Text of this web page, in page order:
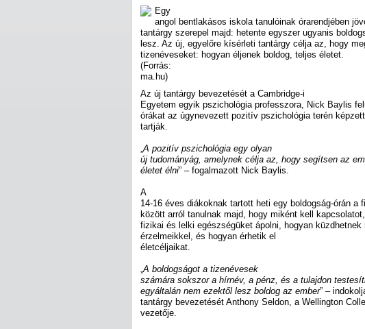
Egy
angol bentlakásos iskola tanulóinak órarendjében
tantárgy szerepel majd: hetente egyszer ugyanis
lesz. Az új, egyelőre kísérleti tantárgy célja az, hogy
tizenéveseket: hogyan éljenek boldog, teljes életet.
(Forrás:
ma.hu)
Az új tantárgy bevezetését a Cambridge-i
Egyetem egyik pszichológia professzora, Nick Baylis
órákat az úgynevezett pozitív pszichológia terén
tartják.
„A pozitív pszichológia egy olyan
új tudományág, amelynek célja az, hogy segítsen az
életet élni” – fogalmazott Nick Baylis.
A
14-16 éves diákoknak tartott heti egy boldogság-órán a
között arról tanulnak majd, hogy miként kell
fizikai és lelki egészségüket ápolni, hogyan küzdhetnek
érzelmeikkel, és hogyan érhetik el
életcéljaikat.
„A boldogságot a tizenévesek
számára sokszor a hírnév, a pénz, és a tulajdon
egyáltalán nem ezektől lesz boldog az ember” –
tantárgy bevezetését Anthony Seldon, a Wellington
vezetője.